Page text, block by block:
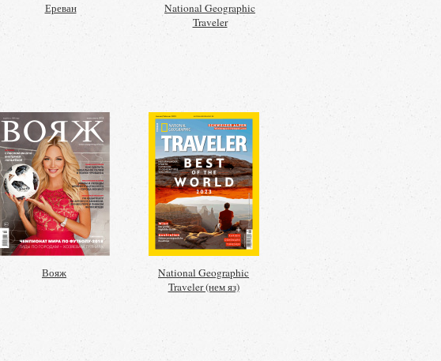
Ереван
National Geographic
Traveler
Вояж
National Geographic
Traveler (нем яз)